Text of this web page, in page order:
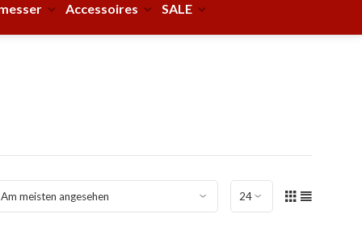
Accessoires SALE